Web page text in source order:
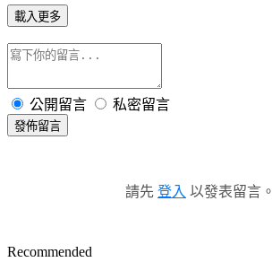
載入更多
公開留言 私密留言
發佈留言
請先 登入 以發表留言。
Recommended